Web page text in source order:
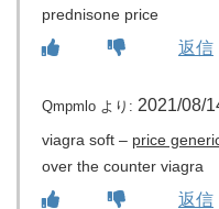
prednisone price
返信
Qmpmlo より: 2021/08/
viagra soft – price
over the counter viagra
返信